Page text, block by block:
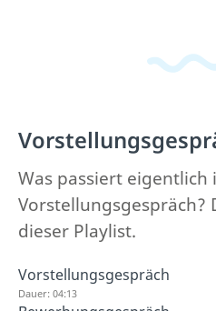
Was passiert eigentlich
Vorstellungsgespräch?
dieser Playlist.
Vorstellungsgespräch
Dauer: 04:13